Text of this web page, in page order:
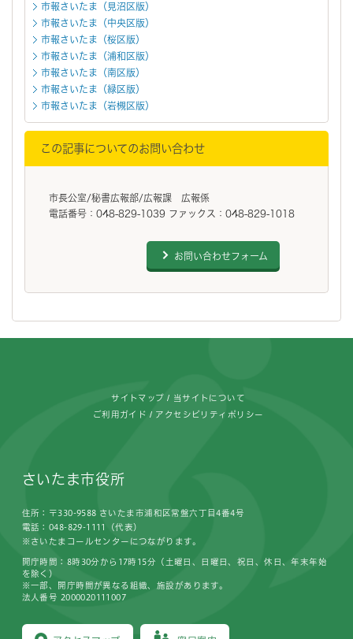
市報さいたま（見沼区版）
市報さいたま（中央区版）
市報さいたま（桜区版）
市報さいたま（浦和区版）
市報さいたま（南区版）
市報さいたま（緑区版）
市報さいたま（岩槻区版）
この記事についてのお問い合わせ
市長公室/秘書広報部/広報課 広報係
電話番号：048-829-1039 ファックス：048-829-1018
お問い合わせフォーム
サイトマップ 当サイトについて
ご利用ガイド アクセシビリティポリシー
さいたま市役所
住所：〒330-9588 さいたま市浦和区常盤六丁目4番4号
電話：048-829-1111（代表）
※さいたまコールセンターにつながります。
開庁時間：8時30分から17時15分（土曜日、日曜日、祝日、休日、年末年始
を除く）
※一部、開庁時間が異なる組織、施設があります。
法人番号 2000020111007